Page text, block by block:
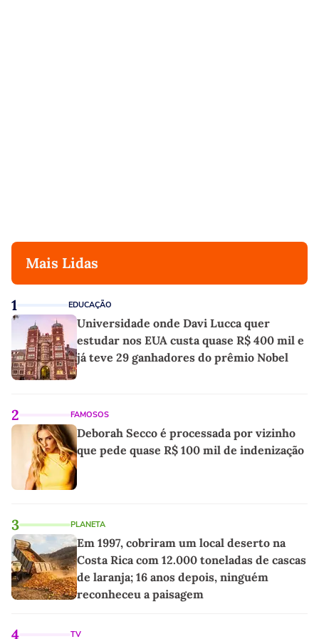
Mais Lidas
1 EDUCAÇÃO
Universidade onde Davi Lucca quer
estudar nos EUA custa quase R$ 400 mil e
já teve 29 ganhadores do prêmio Nobel
2 FAMOSOS
Deborah Secco é processada por vizinho
que pede quase R$ 100 mil de indenização
3 PLANETA
Em 1997, cobriram um local deserto na
Costa Rica com 12.000 toneladas de cascas
de laranja; 16 anos depois, ninguém
reconheceu a paisagem
4 TV